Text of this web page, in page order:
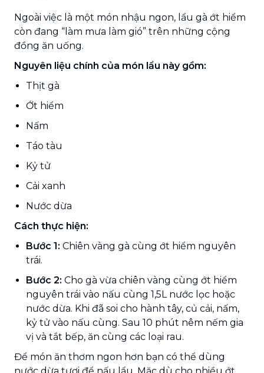
Ngoài việc là một món nhậu ngon, lẩu gà ớt hiểm
còn đang “làm mưa làm gió” trên những cộng
đồng ăn uống.
Nguyên liệu chính của món lẩu này gồm:
Thịt gà
Ớt hiểm
Nấm
Táo tàu
Kỷ tử
Cải xanh
Nước dừa
Cách thực hiện:
Bước 1: Chiên vàng gà cùng ớt hiểm nguyên
trái.
Bước 2: Cho gà vừa chiên vàng cùng ớt hiểm
nguyên trái vào nấu cùng 1,5L nước lọc hoặc
nước dừa. Khi đã soi cho hành tây, củ cải, nấm,
kỷ tử vào nấu cùng. Sau 10 phút nêm nếm gia
vị và tắt bếp, ăn cùng các loại rau.
Để món ăn thơm ngon hơn bạn có thể dùng
nước dừa tươi để nấu lẩu. Mặc dù cho nhiều ớt